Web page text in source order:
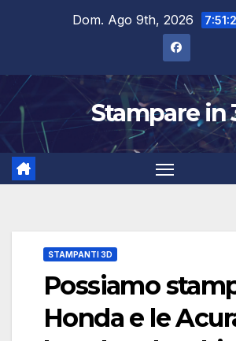
Dom. Ago 9th, 2026
Stampare in
STAMPANTI 3D
Possiamo
Honda e le